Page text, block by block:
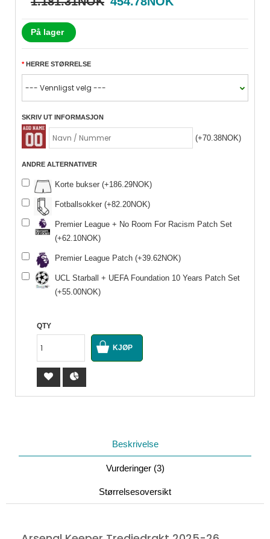
På lager
HERRE STØRRELSE
SKRIV UT INFORMASJON
(+70.38NOK)
ANDRE ALTERNATIVER
Korte bukser (+186.29NOK)
Fotballsokker (+82.20NOK)
Premier League + No Room For Racism Patch Set
(+62.10NOK)
Premier League Patch (+39.62NOK)
UCL Starball + UEFA Foundation 10 Years Patch Set
(+55.00NOK)
QTY
Beskrivelse
Vurderinger (3)
Størrelsesoversikt